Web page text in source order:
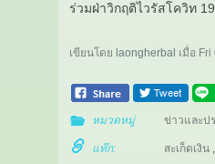
ร่วมฝ่าวิกฤติไวรัสโควิท 19
เขียนโดย laongherbal เมื่อ Fri
หมวดหมู่ ข่าวและป
แท๊ก: สะเก็ดเงิน,